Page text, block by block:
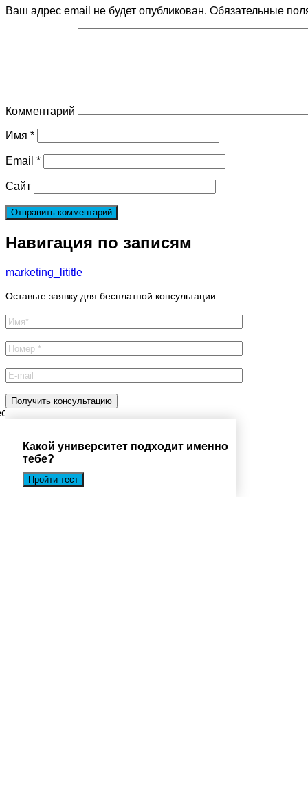
Ваш адрес email не будет опубликован. Обязательные
Комментарий
Имя *
Email *
Сайт
Навигация по записям
marketing_lititle
Оставьте заявку для бесплатной консультации
Какой университет подходит именно
тебе?
Пройти тест
консультацию